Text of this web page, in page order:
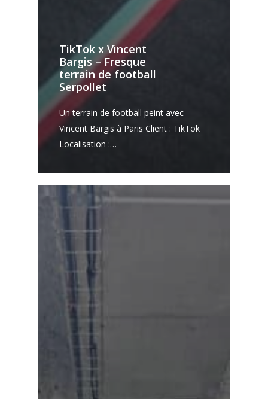
TikTok x Vincent
Bargis – Fresque
terrain de football
Serpollet
Un terrain de football peint avec
Vincent Bargis à Paris Client : TikTok
Localisation :…